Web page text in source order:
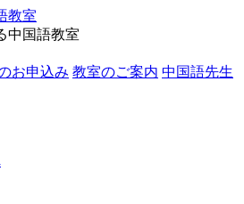
中国語教室
お申込み 教室のご案内 中国語先生